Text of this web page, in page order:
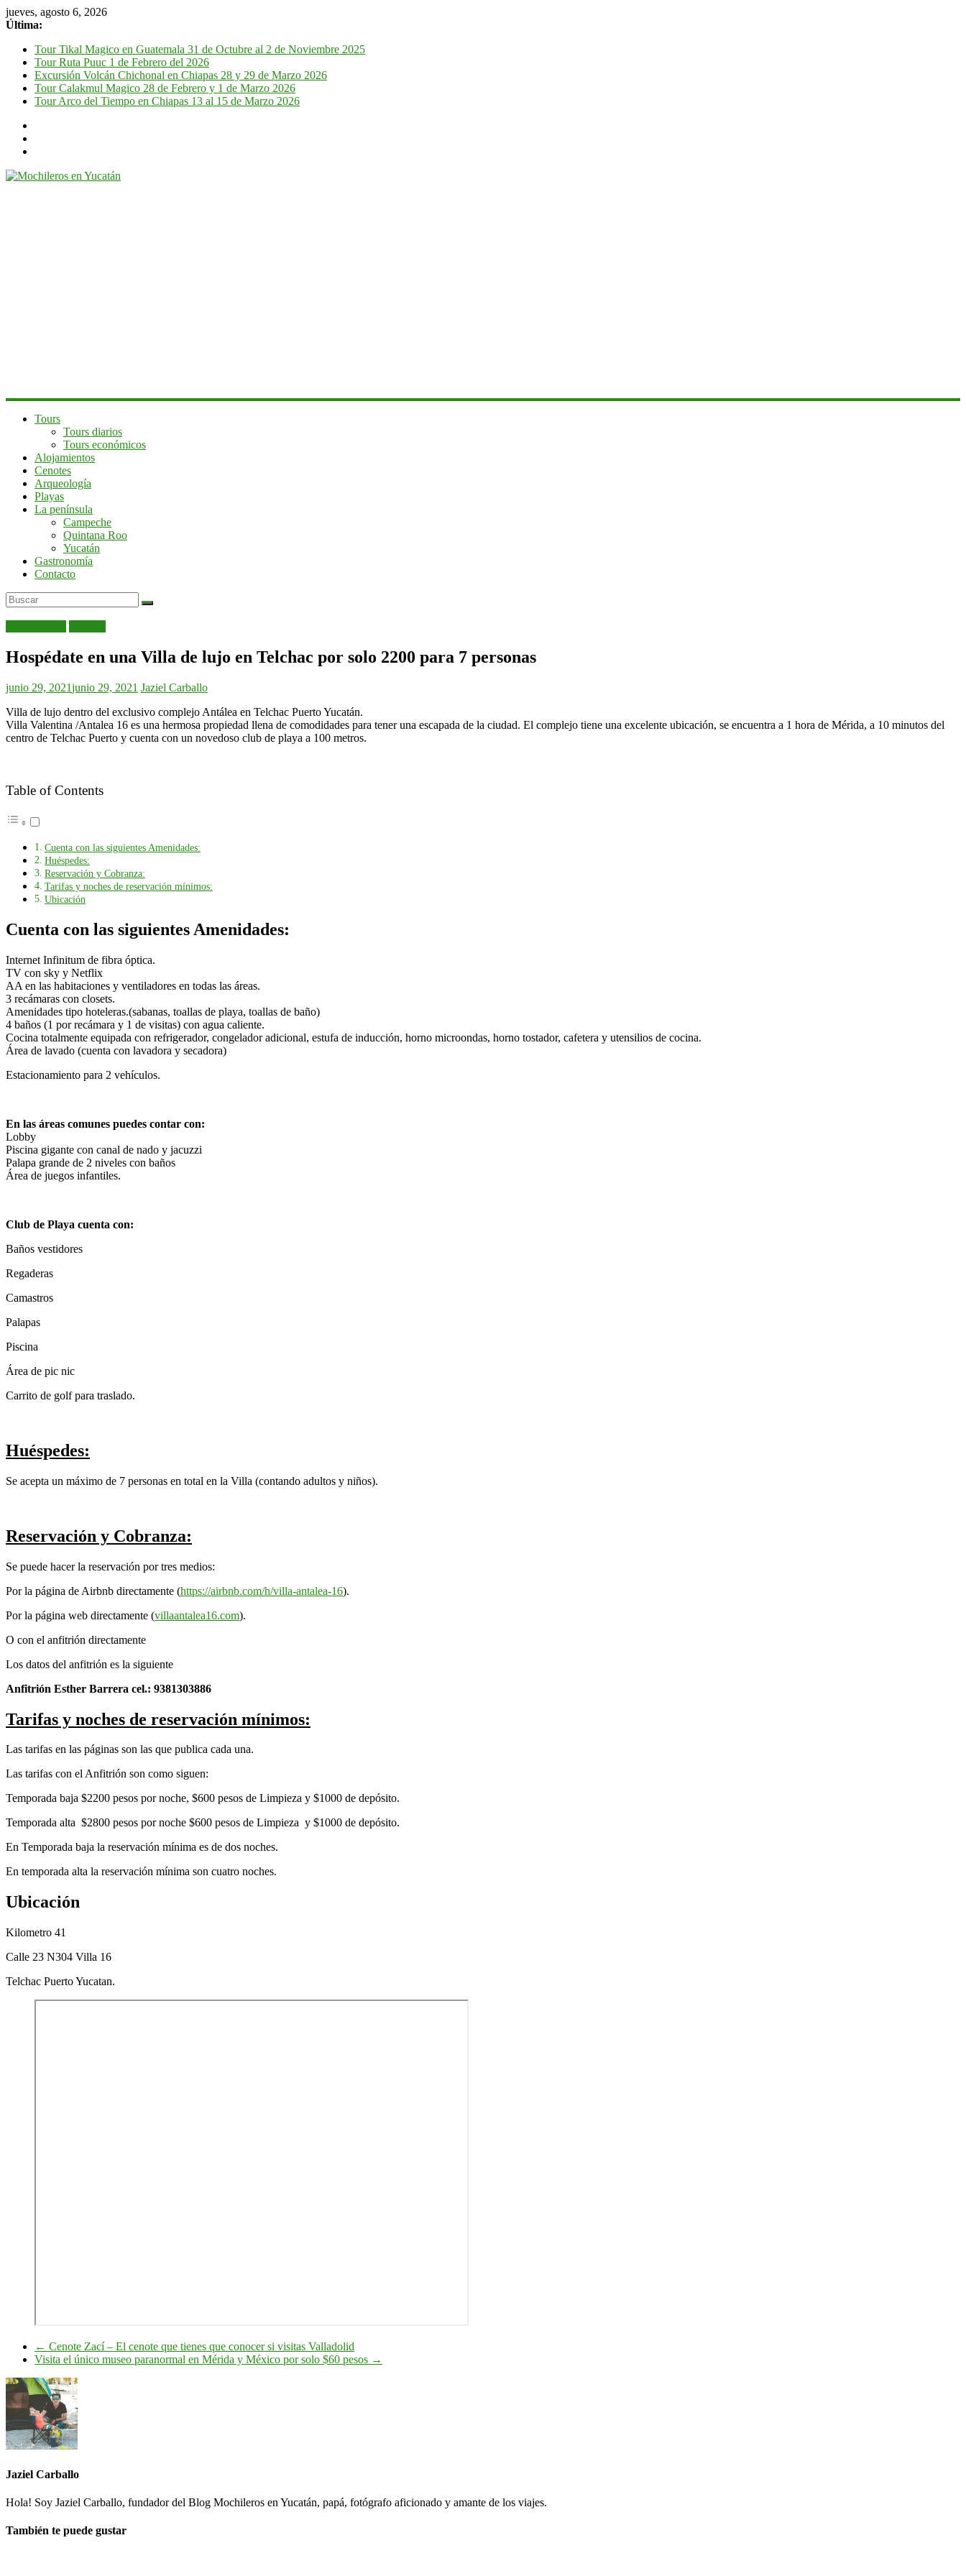
jueves, agosto 6, 2026
Última:
Tour Tikal Magico en Guatemala 31 de Octubre al 2 de Noviembre 2025
Tour Ruta Puuc 1 de Febrero del 2026
Excursión Volcán Chichonal en Chiapas 28 y 29 de Marzo 2026
Tour Calakmul Magico 28 de Febrero y 1 de Marzo 2026
Tour Arco del Tiempo en Chiapas 13 al 15 de Marzo 2026
Tours
Tours diarios
Tours económicos
Alojamientos
Cenotes
Arqueología
Playas
La península
Campeche
Quintana Roo
Yucatán
Gastronomía
Contacto
Hospédate en una Villa de lujo en Telchac por solo 2200 para 7 personas
junio 29, 2021junio 29, 2021 Jaziel Carballo
Villa de lujo dentro del exclusivo complejo Antálea en Telchac Puerto Yucatán.
Villa Valentina /Antalea 16 es una hermosa propiedad llena de comodidades para tener una escapada de la ciudad. El complejo tiene una excelente ubicación, se encuentra a 1 hora de Mérida, a 10 minutos del
centro de Telchac Puerto y cuenta con un novedoso club de playa a 100 metros.
Table of Contents
Cuenta con las siguientes Amenidades:
Huéspedes:
Reservación y Cobranza:
Tarifas y noches de reservación mínimos:
Ubicación
Cuenta con las siguientes Amenidades:
Internet Infinitum de fibra óptica.
TV con sky y Netflix
AA en las habitaciones y ventiladores en todas las áreas.
3 recámaras con closets.
Amenidades tipo hoteleras.(sabanas, toallas de playa, toallas de baño)
4 baños (1 por recámara y 1 de visitas) con agua caliente.
Cocina totalmente equipada con refrigerador, congelador adicional, estufa de inducción, horno microondas, horno tostador, cafetera y utensilios de cocina.
Área de lavado (cuenta con lavadora y secadora)
Estacionamiento para 2 vehículos.
En las áreas comunes puedes contar con:
Lobby
Piscina gigante con canal de nado y jacuzzi
Palapa grande de 2 niveles con baños
Área de juegos infantiles.
Club de Playa cuenta con:
Baños vestidores
Regaderas
Camastros
Palapas
Piscina
Área de pic nic
Carrito de golf para traslado.
Huéspedes:
Se acepta un máximo de 7 personas en total en la Villa (contando adultos y niños).
Reservación y Cobranza:
Se puede hacer la reservación por tres medios:
Por la página de Airbnb directamente (https://airbnb.com/h/villa-antalea-16).
Por la página web directamente (villaantalea16.com).
O con el anfitrión directamente
Los datos del anfitrión es la siguiente
Anfitrión Esther Barrera cel.: 9381303886
Tarifas y noches de reservación mínimos:
Las tarifas en las páginas son las que publica cada una.
Las tarifas con el Anfitrión son como siguen:
Temporada baja $2200 pesos por noche, $600 pesos de Limpieza y $1000 de depósito.
Temporada alta $2800 pesos por noche $600 pesos de Limpieza y $1000 de depósito.
En Temporada baja la reservación mínima es de dos noches.
En temporada alta la reservación mínima son cuatro noches.
Ubicación
Kilometro 41
Calle 23 N304 Villa 16
Telchac Puerto Yucatan.
← Cenote Zací – El cenote que tienes que conocer si visitas Valladolid
Visita el único museo paranormal en Mérida y México por solo $60 pesos →
Jaziel Carballo
Hola! Soy Jaziel Carballo, fundador del Blog Mochileros en Yucatán, papá, fotógrafo aficionado y amante de los viajes.
También te puede gustar